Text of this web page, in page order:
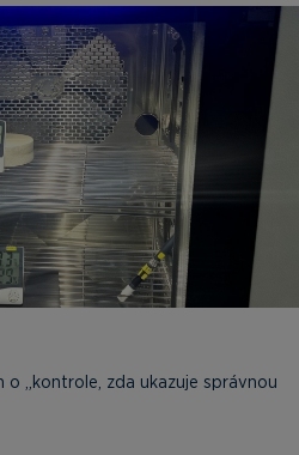
o „kontrole, zda ukazuje správnou